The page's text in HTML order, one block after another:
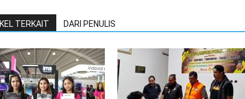
TERKAIT DARI PENULIS